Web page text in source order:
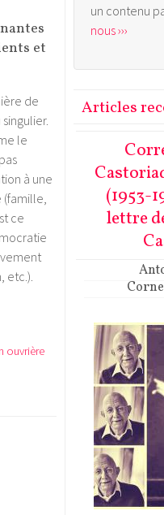
et
de
le
à une
ce
etc.).
ouvrière
un contenu
nous ›››
Articles
(1953-
lettre